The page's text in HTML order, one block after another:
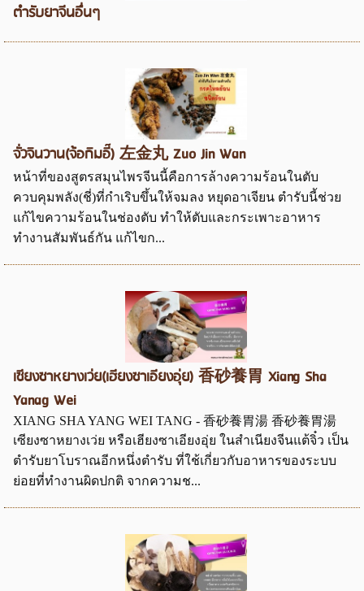
ตำรับยาจีนอื่นๆ
จั่วจินวาน(จ้อกิมอี๊) 左金丸 Zuo Jin Wan
หน้าที่ของสูตรสมุนไพรจีนนี้คือการล้างความร้อนในตับ
ควบคุมพลัง(ชี่)ที่กำเริบขึ้นให้จมลง หยุดอาเจียน ตำรับนี้ช่วย
แก้ไขความร้อนในช่องตับ ทำให้ตับและกระเพาะอาหาร
ทำงานสัมพันธ์กัน แก้ไขก...
เซียงซาหยางเว่ย(เฮียงซาเอียงอุ่ย) 香砂養胃 Xiang Sha
Yanag Wei
XIANG SHA YANG WEI TANG - 香砂養胃湯 香砂養胃湯
เซียงซาหยางเว่ย หรือเฮียงซาเอียงอุ่ย ในสำเนียงจีนแต้จิ๋ว เป็น
ตำรับยาโบราณอีกหนึ่งตำรับ ที่ใช้เกี่ยวกับอาหารของระบบ
ย่อยที่ทำงานผิดปกติ จากความช...